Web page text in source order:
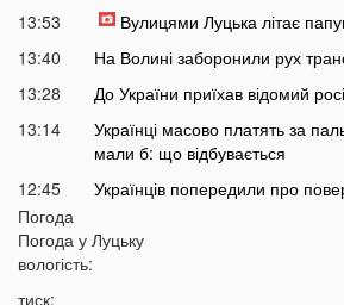
13:53
Вулицями Луцька літає
13:40
На Волині заборонили рух
13:28
До України приїхав відомий
13:14
Українці масово платять за
мали б: що відбувається
12:45
Українців попередили про
12:26
Скільки українці будуть платити
Погода
Погода у Луцьку
вологість:
тиск: